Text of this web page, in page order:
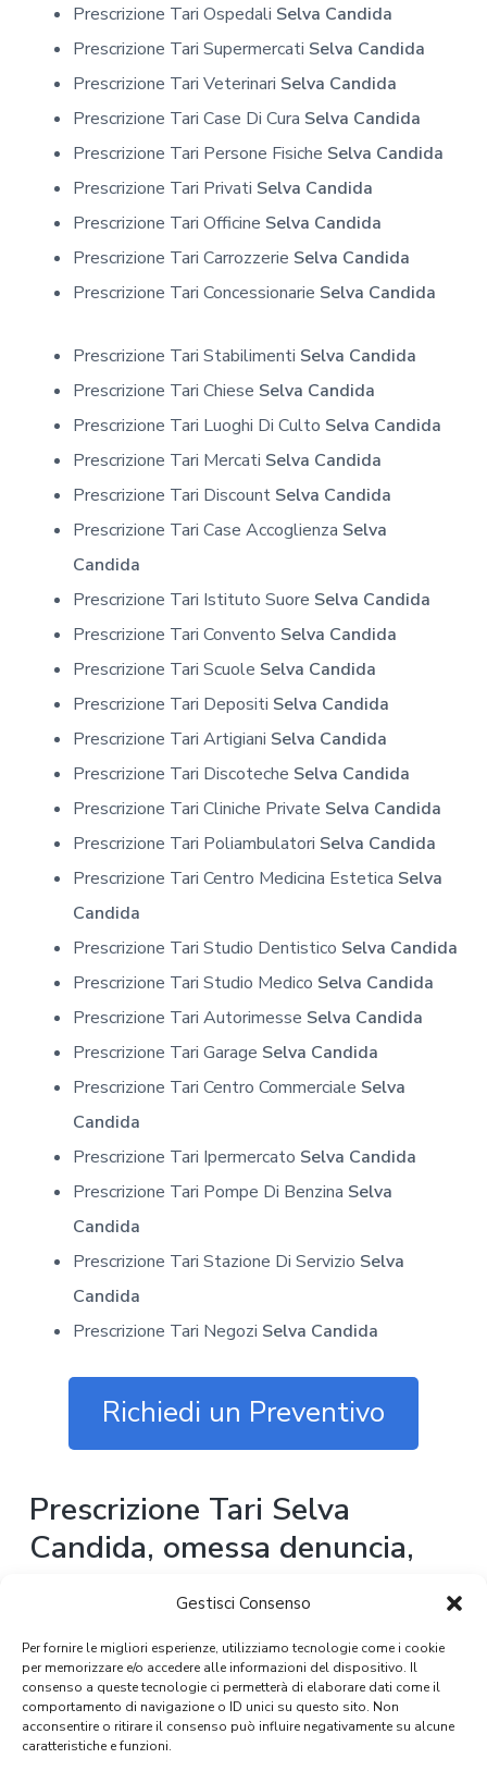
Gestisci Consenso
Per fornire le migliori esperienze, utilizziamo tecnologie come i cookie
per memorizzare e/o accedere alle informazioni del dispositivo. Il
consenso a queste tecnologie ci permetterà di elaborare dati come il
comportamento di navigazione o ID unici su questo sito. Non
acconsentire o ritirare il consenso può influire negativamente su alcune
caratteristiche e funzioni.
Prescrizione Tari Ospedali Selva Candida
Prescrizione Tari Supermercati Selva Candida
Prescrizione Tari Veterinari Selva Candida
Prescrizione Tari Case Di Cura Selva Candida
Prescrizione Tari Persone Fisiche Selva Candida
Prescrizione Tari Privati Selva Candida
Prescrizione Tari Officine Selva Candida
Prescrizione Tari Carrozzerie Selva Candida
Prescrizione Tari Concessionarie Selva Candida
Prescrizione Tari Stabilimenti Selva Candida
Prescrizione Tari Chiese Selva Candida
Prescrizione Tari Luoghi Di Culto Selva Candida
Prescrizione Tari Mercati Selva Candida
Prescrizione Tari Discount Selva Candida
Prescrizione Tari Case Accoglienza Selva
Candida
Prescrizione Tari Istituto Suore Selva Candida
Prescrizione Tari Convento Selva Candida
Prescrizione Tari Scuole Selva Candida
Prescrizione Tari Depositi Selva Candida
Prescrizione Tari Artigiani Selva Candida
Prescrizione Tari Discoteche Selva Candida
Prescrizione Tari Cliniche Private Selva Candida
Prescrizione Tari Poliambulatori Selva Candida
Prescrizione Tari Centro Medicina Estetica Selva
Candida
Prescrizione Tari Studio Dentistico Selva Candida
Prescrizione Tari Studio Medico Selva Candida
Prescrizione Tari Autorimesse Selva Candida
Prescrizione Tari Garage Selva Candida
Prescrizione Tari Centro Commerciale Selva
Candida
Prescrizione Tari Ipermercato Selva Candida
Prescrizione Tari Pompe Di Benzina Selva
Candida
Prescrizione Tari Stazione Di Servizio Selva
Candida
Prescrizione Tari Negozi Selva Candida
Richiedi un Preventivo
Prescrizione Tari Selva
Candida, omessa denuncia,
come si procede
accertamento e di sollecito dopo il terzo anno di
mancanza di riscossione del dovuto.
Tuttavia, ci possono essere dei problemi di denuncia